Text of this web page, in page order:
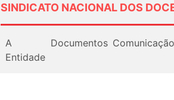
SINDICATO NACIONAL DOS
A
Entidade
Documentos Comunicação